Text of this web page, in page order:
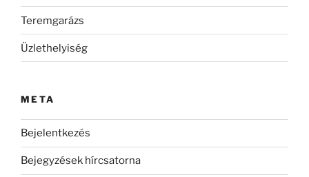
Teremgarázs
Üzlethelyiség
META
Bejelentkezés
Bejegyzések hírcsatorna